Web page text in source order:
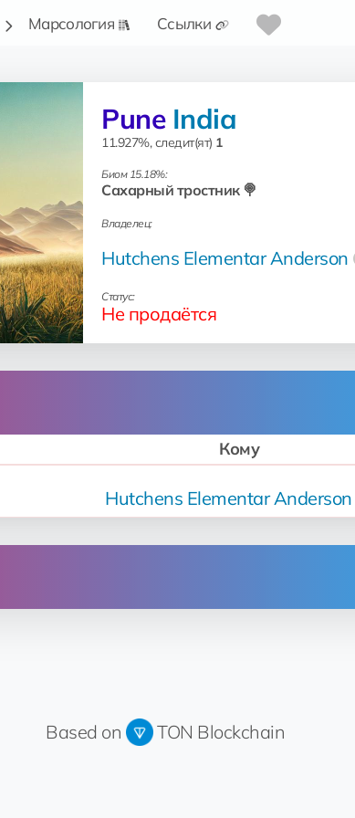
Марсология Ссылки
Pune India
11.927%, следит(ят) 1
Биом 15.18%:
Сахарный тростник 🍭
Владелец:
Hutchens Elementar Anderson
Статус:
Не продаётся
Кому
Hutchens Elementar Anderson
Based on TON Blockchain